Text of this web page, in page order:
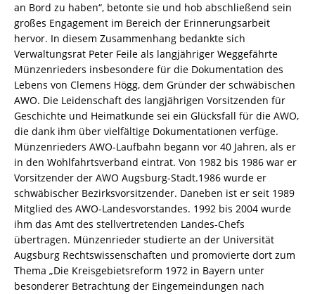
an Bord zu haben“, betonte sie und hob abschließend sein
großes Engagement im Bereich der Erinnerungsarbeit
hervor. In diesem Zusammenhang bedankte sich
Verwaltungsrat Peter Feile als langjähriger Weggefährte
Münzenrieders insbesondere für die Dokumentation des
Lebens von Clemens Högg, dem Gründer der schwäbischen
AWO. Die Leidenschaft des langjährigen Vorsitzenden für
Geschichte und Heimatkunde sei ein Glücksfall für die AWO,
die dank ihm über vielfältige Dokumentationen verfüge.
Münzenrieders AWO-Laufbahn begann vor 40 Jahren, als er
in den Wohlfahrtsverband eintrat. Von 1982 bis 1986 war er
Vorsitzender der AWO Augsburg-Stadt.1986 wurde er
schwäbischer Bezirksvorsitzender. Daneben ist er seit 1989
Mitglied des AWO-Landesvorstandes. 1992 bis 2004 wurde
ihm das Amt des stellvertretenden Landes-Chefs
übertragen. Münzenrieder studierte an der Universität
Augsburg Rechtswissenschaften und promovierte dort zum
Thema „Die Kreisgebietsreform 1972 in Bayern unter
besonderer Betrachtung der Eingemeindungen nach